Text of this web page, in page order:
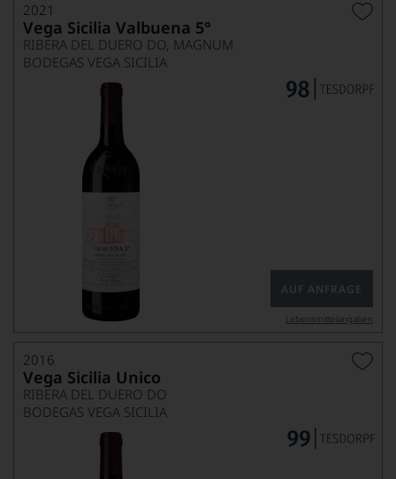
2021
Vega Sicilia Valbuena 5°
RIBERA DEL DUERO DO, MAGNUM
BODEGAS VEGA SICILIA
AUF ANFRAGE
Lebensmittel­angaben
2016
Vega Sicilia Unico
RIBERA DEL DUERO DO
BODEGAS VEGA SICILIA